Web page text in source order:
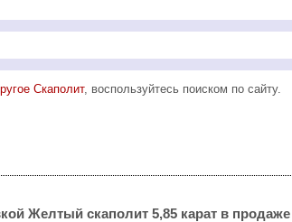
Скаполит, воспользуйтесь поиском по сайту.
Желтый скаполит 5,85 карат в продаже